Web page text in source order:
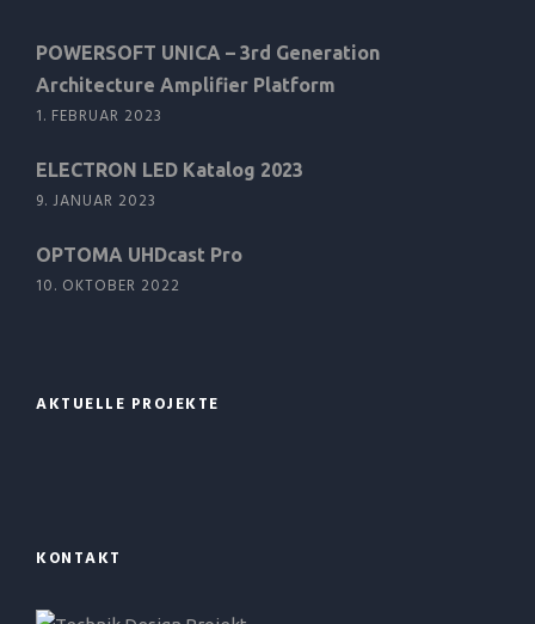
POWERSOFT UNICA – 3rd Generation
Architecture Amplifier Platform
1. FEBRUAR 2023
ELECTRON LED Katalog 2023
9. JANUAR 2023
OPTOMA UHDcast Pro
10. OKTOBER 2022
AKTUELLE PROJEKTE
KONTAKT